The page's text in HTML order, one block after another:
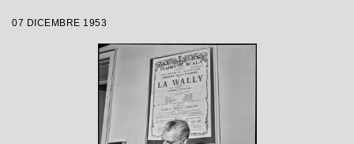
con la regia di Tatiana Pavlova
07 DICEMBRE 1953